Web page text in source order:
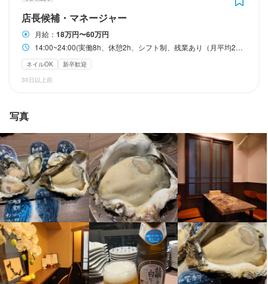
ヘルプ・お問い合わせフォーム
掲載をご検討の店舗様へ
食べログ求人PRESS
利用規約
店長候補・マネージャー
月給： 18万円〜60万円
14:00~24:00(実働8h、休憩2h、シフト制、残業あり（月平均20時間）
ネイルOK
新卒歓迎
30日以上前
写真
待遇
・契約期間の定めなし
・社会保険完備（厚生年金、雇用保険、健康保険、労災保険）
・独立支援制度あり
・各地牡蠣産地視察旅行あり
生産者への訪問研修あり
独立実績あり
ネイルOK
ピアスOK
特徴
履歴書不要 学歴不問 未経験者歓迎 独立希望者歓迎 新卒歓迎
第二新卒歓迎
Uターン・Iターン歓迎
フリーター歓迎 女性活躍中
ブランクOK
駅チカ(徒歩5分以内)
小さなお店(20席未満) 応募者全員と面接
仕事内容
牡蠣専門店でのお仕事です。